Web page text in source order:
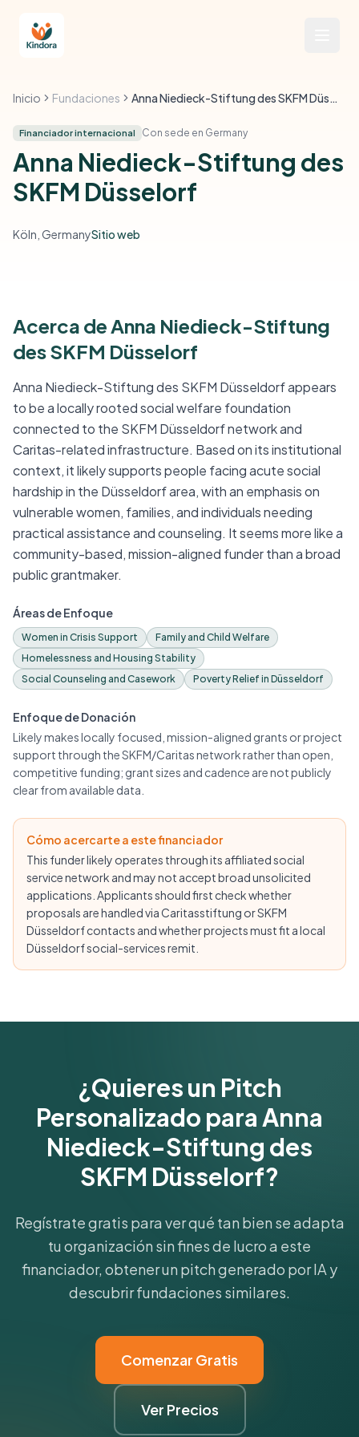
Inicio Fundaciones Anna Niedieck-Stiftung des SKFM Düsselorf
Financiador internacional Con sede en Germany
Anna Niedieck-Stiftung des
SKFM Düsselorf
Köln, GermanySitio web
Acerca de Anna Niedieck-Stiftung
des SKFM Düsselorf
Anna Niedieck-Stiftung des SKFM Düsseldorf appears
to be a locally rooted social welfare foundation
connected to the SKFM Düsseldorf network and
Caritas-related infrastructure. Based on its institutional
context, it likely supports people facing acute social
hardship in the Düsseldorf area, with an emphasis on
vulnerable women, families, and individuals needing
practical assistance and counseling. It seems more like a
community-based, mission-aligned funder than a broad
public grantmaker.
Áreas de Enfoque
Women in Crisis Support
Family and Child Welfare
Homelessness and Housing Stability
Social Counseling and Casework
Poverty Relief in Düsseldorf
Enfoque de Donación
Likely makes locally focused, mission-aligned grants or project
support through the SKFM/Caritas network rather than open,
competitive funding; grant sizes and cadence are not publicly
clear from available data.
Cómo acercarte a este financiador
This funder likely operates through its affiliated social
service network and may not accept broad unsolicited
applications. Applicants should first check whether
proposals are handled via Caritasstiftung or SKFM
Düsseldorf contacts and whether projects must fit a local
Düsseldorf social-services remit.
¿Quieres un Pitch
Personalizado para Anna
Niedieck-Stiftung des
SKFM Düsselorf?
Regístrate gratis para ver qué tan bien se adapta
tu organización sin fines de lucro a este
financiador, obtener un pitch generado por IA y
descubrir fundaciones similares.
Comenzar Gratis
Ver Precios